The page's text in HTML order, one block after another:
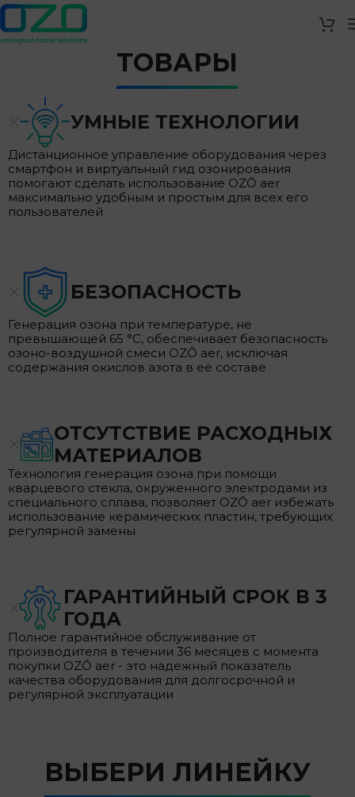
ТОВАРЫ
УМНЫЕ ТЕХНОЛОГИИ
Дистанционное управление оборудования через
смартфон и виртуальный гид озонирования
помогают сделать использование OZŌ aer
максимально удобным и простым для всех его
пользователей
БЕЗОПАСНОСТЬ
Генерация озона при температуре, не
превышающей 65 °C, обеспечивает безопасность
озоно-воздушной смеси OZŌ aer, исключая
содержания окислов азота в её составе
ОТСУТСТВИЕ РАСХОДНЫХ
МАТЕРИАЛОВ
Технология генерация озона при помощи
кварцевого стекла, окруженного электродами из
специального сплава, позволяет OZŌ aer избежать
использование керамических пластин, требующих
регулярной замены
ГАРАНТИЙНЫЙ СРОК В 3
ГОДА
Полное гарантийное обслуживание от
производителя в течении 36 месяцев с момента
покупки OZŌ aer - это надежный показатель
качества оборудования для долгосрочной и
регулярной эксплуатации
ВЫБЕРИ ЛИНЕЙКУ